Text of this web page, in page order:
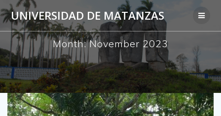
Skip
to
content
UNIVERSIDAD DE MATANZAS
Month:November 2023